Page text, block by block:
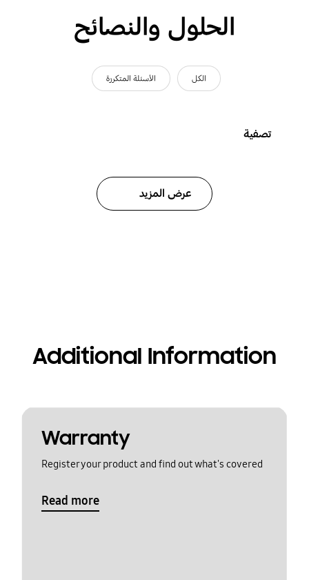
الحلول والنصائح
الكل الأسئلة المتكررة
تصفية
عرض المزيد
Additional Information
Warranty
Register your product and find out what's covered
Read more